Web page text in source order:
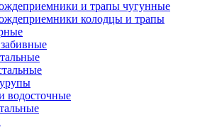
и трапы чугунные
колодцы и трапы
водосточные